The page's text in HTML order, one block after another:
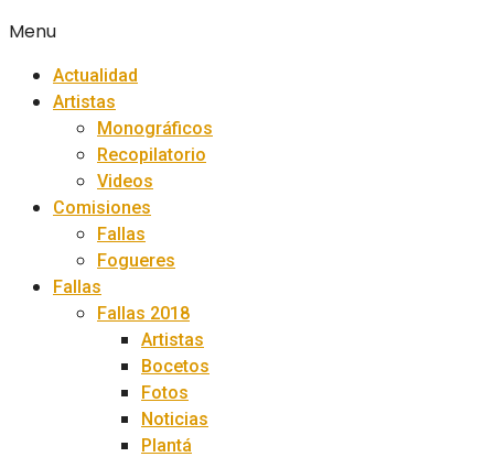
Menu
Actualidad
Artistas
Monográficos
Recopilatorio
Videos
Comisiones
Fallas
Fogueres
Fallas
Fallas 2018
Artistas
Bocetos
Fotos
Noticias
Plantá